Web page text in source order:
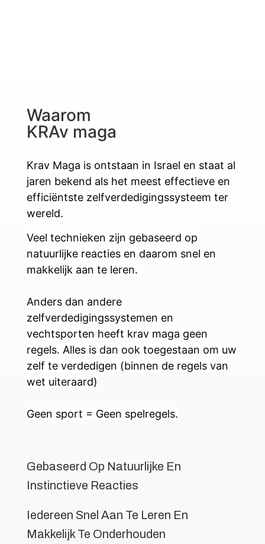
Waarom
KRAv maga
Krav Maga is ontstaan in Israel en staat al
jaren bekend als het meest effectieve en
efficiëntste zelfverdedigingssysteem ter
wereld.
Veel technieken zijn gebaseerd op
natuurlijke reacties en daarom snel en
makkelijk aan te leren.
Anders dan andere
zelfverdedigingssystemen en
vechtsporten heeft krav maga geen
regels. Alles is dan ook toegestaan om uw
zelf te verdedigen (binnen de regels van
wet uiteraard)
Geen sport = Geen spelregels.
Gebaseerd Op Natuurlijke En
Instinctieve Reacties
Iedereen Snel Aan Te Leren En
Makkelijk Te Onderhouden